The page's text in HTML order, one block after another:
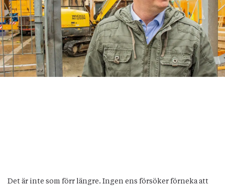
Det är inte som förr längre. Ingen ens försöker förneka att